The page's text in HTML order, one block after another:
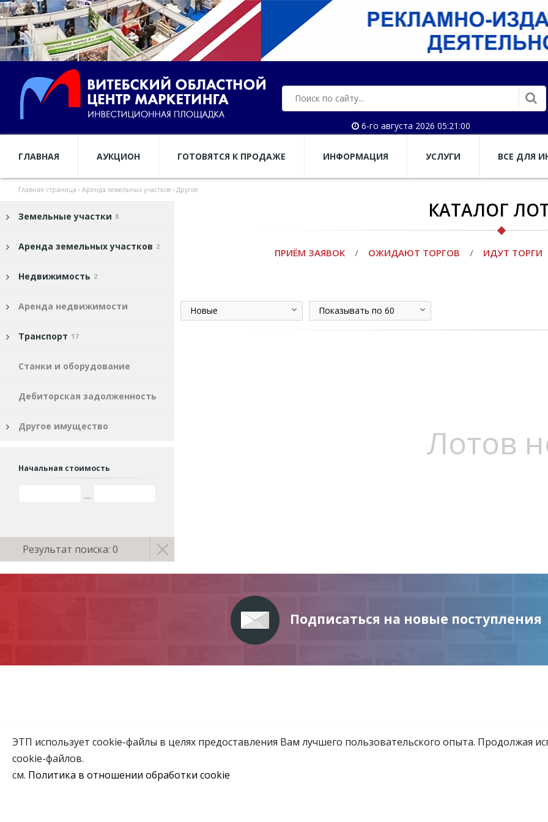
6-го августа 2026 05:21:01
ГЛАВНАЯ АУКЦИОН ГОТОВЯТСЯ К ПРОДАЖЕ ИНФОРМАЦИЯ УСЛУГИ ВСЕ ДЛЯ
Главная страница › Аренда земельных участков › Другое
Земельные участки 8
Аренда земельных участков 2
Недвижимость 2
Аренда недвижимости
Транспорт 17
Станки и оборудование
Дебиторская задолженность
Другое имущество
Начальная стоимость
Результат поиска: 0
КАТАЛОГ
ПРИЁМ ЗАЯВОК / ОЖИДАЮТ ТОРГОВ / ИДУТ ТОРГИ
Новые Показывать по 60
Лотов
Подписаться на новые поступления
ЭТП использует cookie-файлы в целях предоставления Вам лучшего пользовательского опыта. Продолжая
cookie-файлов.
см. Политика в отношении обработки cookie